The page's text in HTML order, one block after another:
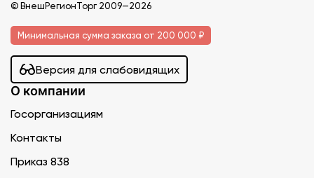
© ВнешРегионТорг 2009—2026
Минимальная сумма заказа от 200 000 ₽
Версия для слабовидящих
О компании
Госорганизациям
Контакты
Приказ 838